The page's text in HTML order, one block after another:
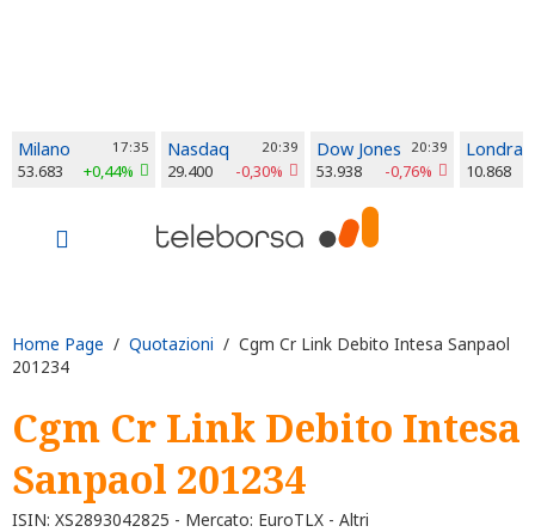
Milano 17:35
53.683 +0,44%
Nasdaq 20:39
29.400 -0,30%
Dow Jones 20:39
53.938 -0,76%
Londra
10.868
Home Page / Quotazioni / Cgm Cr Link Debito Intesa Sanpaol
201234
Cgm Cr Link Debito Intesa
Sanpaol 201234
ISIN: XS2893042825 - Mercato: EuroTLX - Altri